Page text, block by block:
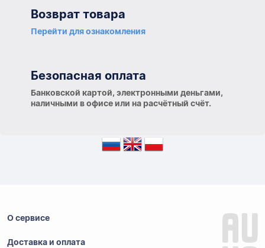
Возврат товара
Перейти для ознакомления
Безопасная оплата
Банковской картой, электронными деньгами,
наличными в офисе или на расчётный счёт.
О сервисе
Доставка и оплата